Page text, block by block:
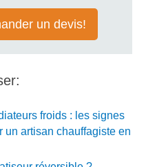
un devis!
froids : les signes
un artisan chauffagiste en